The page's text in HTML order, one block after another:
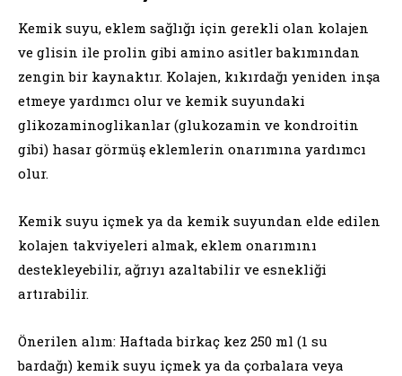
Kemik suyu, eklem sağlığı için gerekli olan kolajen
ve glisin ile prolin gibi amino asitler bakımından
zengin bir kaynaktır. Kolajen, kıkırdağı yeniden inşa
etmeye yardımcı olur ve kemik suyundaki
glikozaminoglikanlar (glukozamin ve kondroitin
gibi) hasar görmüş eklemlerin onarımına yardımcı
olur.
Kemik suyu içmek ya da kemik suyundan elde edilen
kolajen takviyeleri almak, eklem onarımını
destekleyebilir, ağrıyı azaltabilir ve esnekliği
artırabilir.
Önerilen alım: Haftada birkaç kez 250 ml (1 su
bardağı) kemik suyu içmek ya da çorbalara veya